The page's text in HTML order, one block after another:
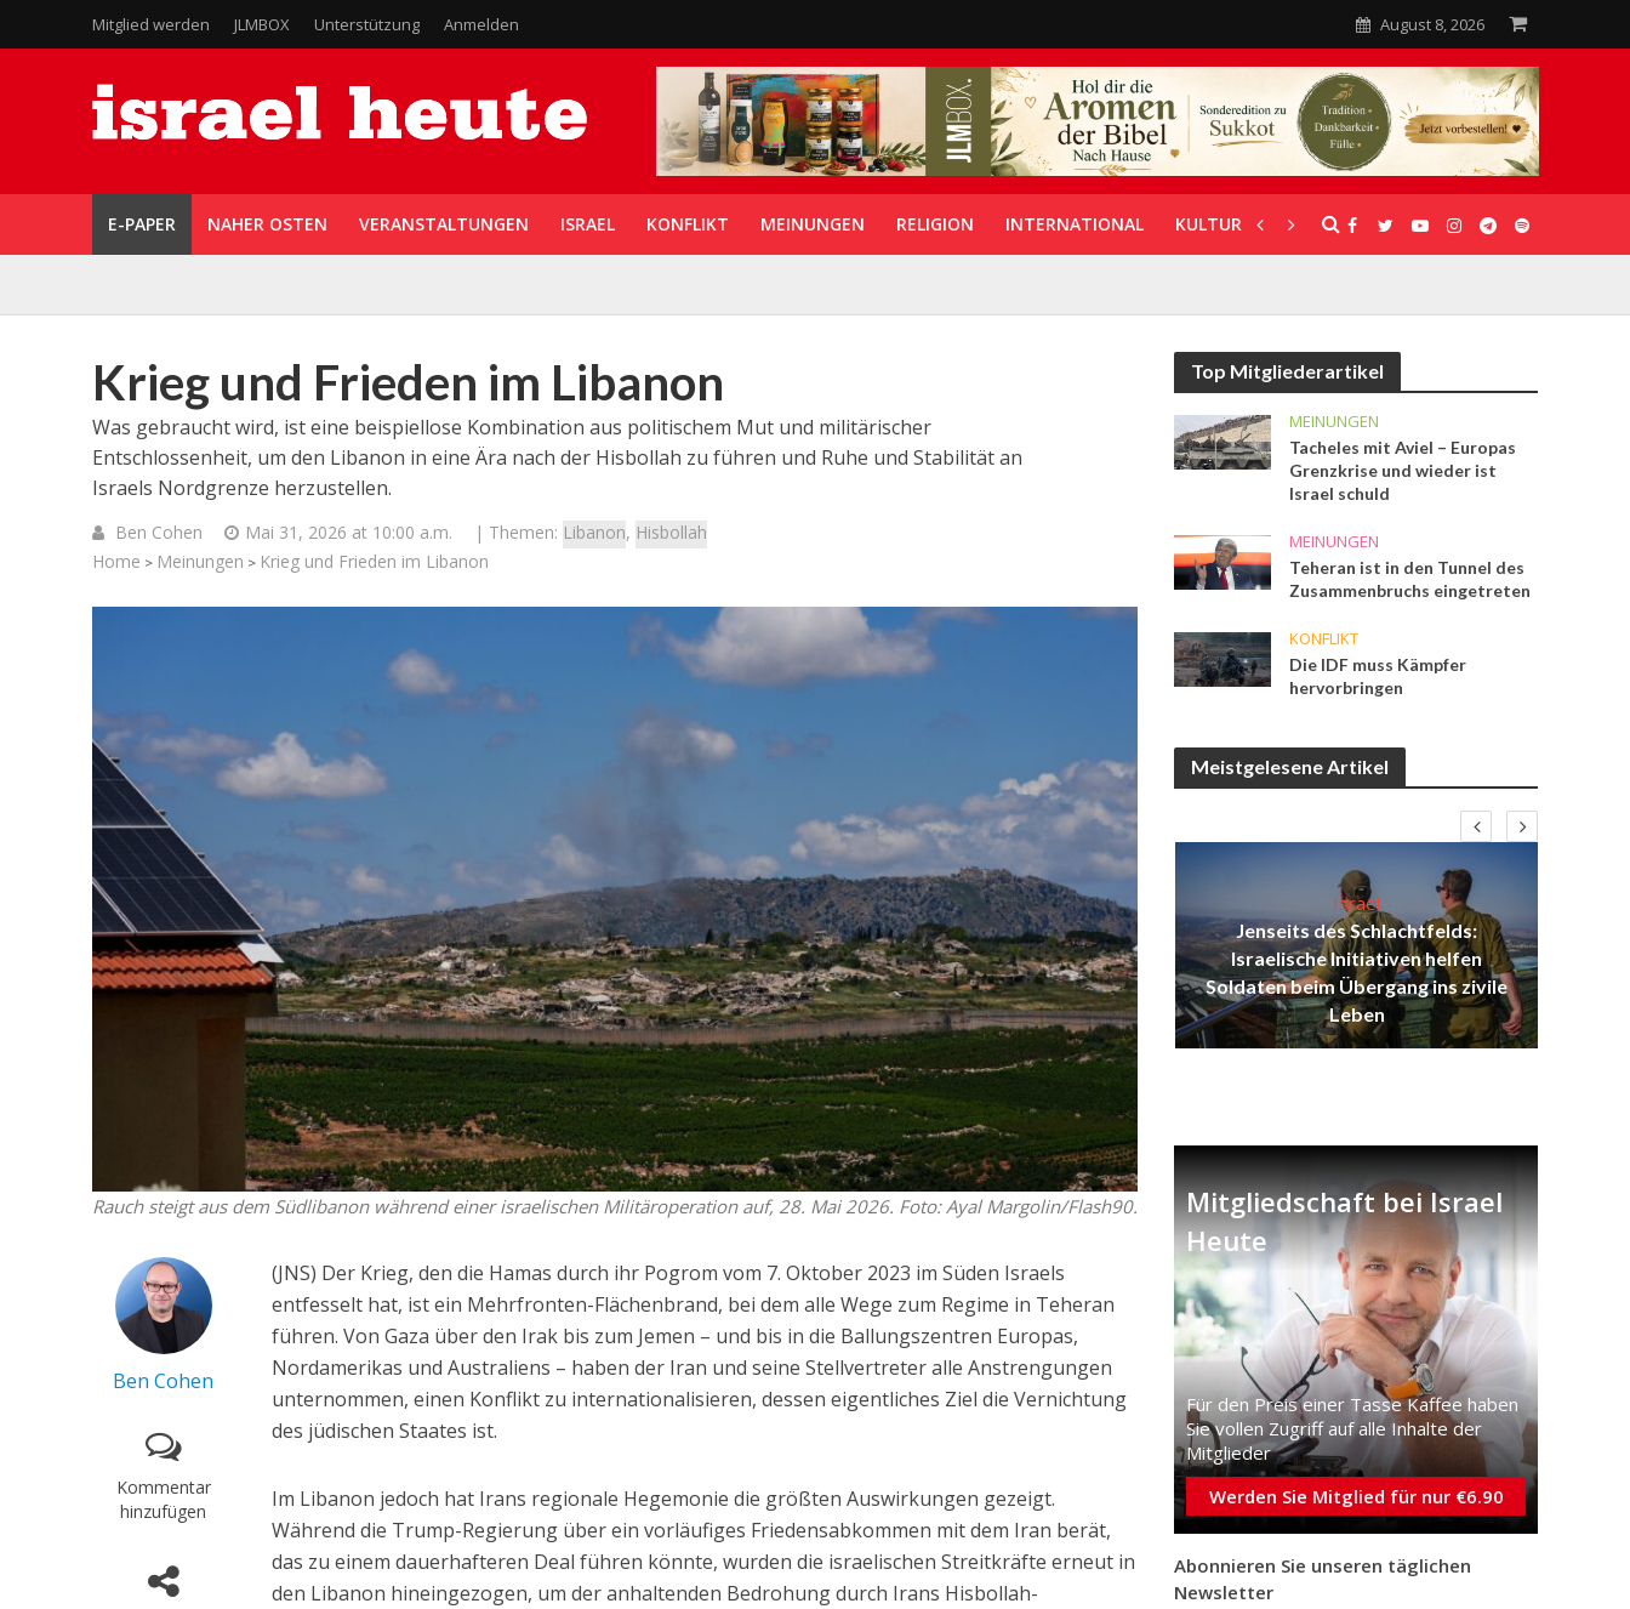
Mitglied werden JLMBOX Unterstützung Anmelden August 8, 2026
E-PAPER NAHER OSTEN VERANSTALTUNGEN ISRAEL KONFLIKT MEINUNGEN RELIGION INTERNATIONAL KULTUR UNTERSTÜTZUNG
Krieg und Frieden im Libanon
Was gebraucht wird, ist eine beispiellose Kombination aus politischem Mut und militärischer
Entschlossenheit, um den Libanon in eine Ära nach der Hisbollah zu führen und Ruhe und Stabilität an
Israels Nordgrenze herzustellen.
Ben Cohen Mai 31, 2026 at 10:00 a.m. | Themen: Libanon, Hisbollah
Home > Meinungen > Krieg und Frieden im Libanon
Rauch steigt aus dem Südlibanon während einer israelischen Militäroperation auf, 28. Mai 2026. Foto: Ayal Margolin/Flash90.
Ben Cohen
Kommentar
hinzufügen
(JNS) Der Krieg, den die Hamas durch ihr Pogrom vom 7. Oktober 2023 im Süden Israels
entfesselt hat, ist ein Mehrfronten-Flächenbrand, bei dem alle Wege zum Regime in Teheran
führen. Von Gaza über den Irak bis zum Jemen – und bis in die Ballungszentren Europas,
Nordamerikas und Australiens – haben der Iran und seine Stellvertreter alle Anstrengungen
unternommen, einen Konflikt zu internationalisieren, dessen eigentliches Ziel die Vernichtung
des jüdischen Staates ist.
Im Libanon jedoch hat Irans regionale Hegemonie die größten Auswirkungen gezeigt.
Während die Trump-Regierung über ein vorläufiges Friedensabkommen mit dem Iran berät,
das zu einem dauerhafteren Deal führen könnte, wurden die israelischen Streitkräfte erneut in
den Libanon hineingezogen, um der anhaltenden Bedrohung durch Irans Hisbollah-
Top Mitgliederartikel
MEINUNGEN
Tacheles mit Aviel – Europas
Grenzkrise und wieder ist
Israel schuld
MEINUNGEN
Teheran ist in den Tunnel des
Zusammenbruchs eingetreten
KONFLIKT
Die IDF muss Kämpfer
hervorbringen
Meistgelesene Artikel
Israel
Israelische Wahlen 2026: Das ist
die Knesset – Vladimir Beliak
Israel
Israelische Wahlen 2026: Das ist
die Knesset – Moshe Abutbul
Israel
Jenseits des Schlachtfelds:
Israelische Initiativen helfen
Soldaten beim Übergang ins zivile
Leben
Mitgliedschaft bei Israel
Heute
Für den Preis einer Tasse Kaffee haben
Sie vollen Zugriff auf alle Inhalte der
Mitglieder
Werden Sie Mitglied für nur €6.90
Abonnieren Sie unseren täglichen
Newsletter